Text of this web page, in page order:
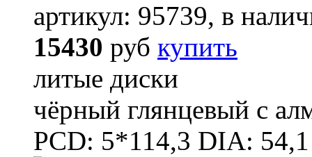
артикул: 95739, в
15430 руб купить
литые диски
чёрный глянцевый с
PCD: 5*114,3 DIA: 54,1